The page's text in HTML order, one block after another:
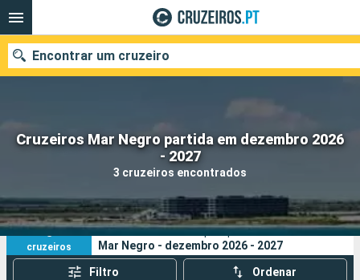
Cruzeiros Mar Negro partida em dezembro 2026
- 2027
3 cruzeiros encontrados
Encontrar um cruzeiro
Quando ir?
Data de partida
Portos Companhias
Pesquisar
3
cruzeiros
Os seus critérios de pesquisa:
Mar Negro - dezembro 2026 - 2027
Filtro Ordenar